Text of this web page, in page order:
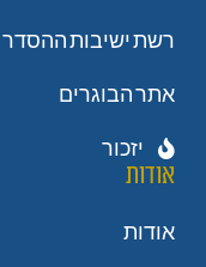
רשת ישיבות ההסדר
אתר הבוגרים
יזכור
אודות
אודות